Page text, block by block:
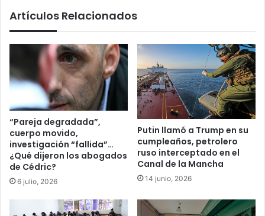
Artículos Relacionados
“Pareja degradada”,
cuerpo movido,
investigación “fallida”…
¿Qué dijeron los abogados
de Cédric?
6 julio, 2026
Putin llamó a Trump en su
cumpleaños, petrolero
ruso interceptado en el
Canal de la Mancha
14 junio, 2026